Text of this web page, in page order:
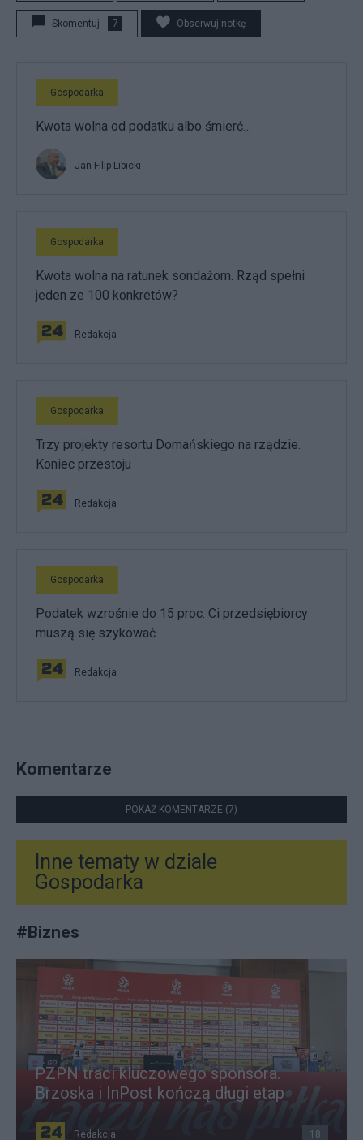
Skomentuj 7 Obserwuj notkę
Gospodarka
Kwota wolna od podatku albo śmierć…
Jan Filip Libicki
Gospodarka
Kwota wolna na ratunek sondażom. Rząd spełni
jeden ze 100 konkretów?
Redakcja
Gospodarka
Trzy projekty resortu Domańskiego na rządzie.
Koniec przestoju
Redakcja
Gospodarka
Podatek wzrośnie do 15 proc. Ci przedsiębiorcy
muszą się szykować
Redakcja
Komentarze
POKAŻ KOMENTARZE (7)
Inne tematy w dziale
Gospodarka
#Biznes
PZPN traci kluczowego sponsora.
Brzoska i InPost kończą długi etap
Redakcja 18